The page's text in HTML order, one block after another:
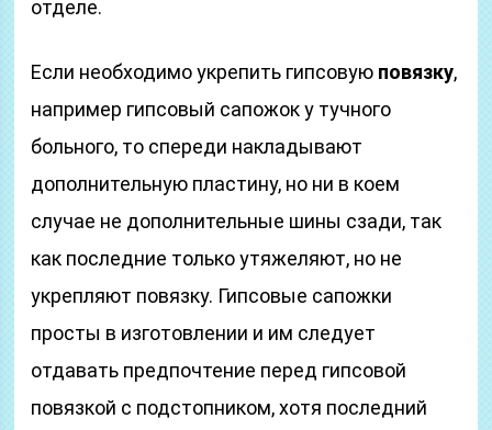
отделе.
Если необходимо укрепить гипсовую повязку,
например гипсовый сапожок у тучного
больного, то спереди накладывают
дополнительную пластину, но ни в коем
случае не дополнительные шины сзади, так
как последние только утяжеляют, но не
укрепляют повязку. Гипсовые сапожки
просты в изготовлении и им следует
отдавать предпочтение перед гипсовой
повязкой с подстопником, хотя последний